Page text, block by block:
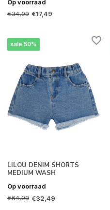
Op voorraad
€34,99 €17,49
sale 50%
LILOU DENIM SHORTS
MEDIUM WASH
Op voorraad
€64,99 €32,49